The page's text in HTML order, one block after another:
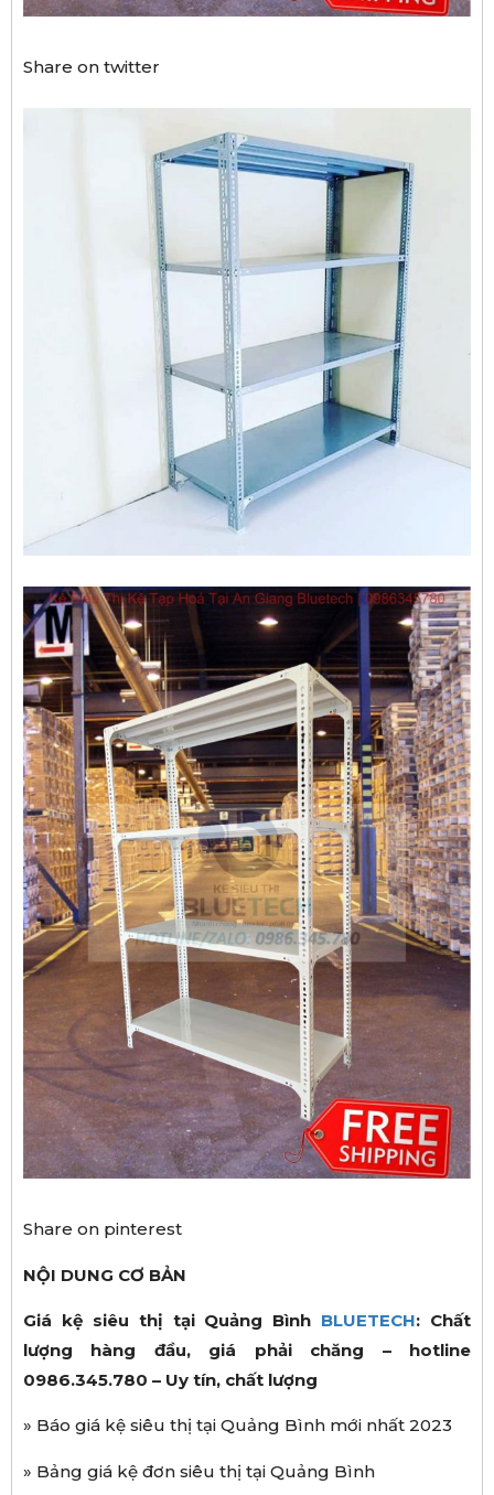
Share on twitter
Share on pinterest
NỘI DUNG CƠ BẢN
Giá kệ siêu thị tại Quảng Bình BLUETECH: Chất
lượng hàng đầu, giá phải chăng – hotline
0986.345.780 – Uy tín, chất lượng
» Báo giá kệ siêu thị tại Quảng Bình mới nhất 2023
» Bảng giá kệ đơn siêu thị tại Quảng Bình